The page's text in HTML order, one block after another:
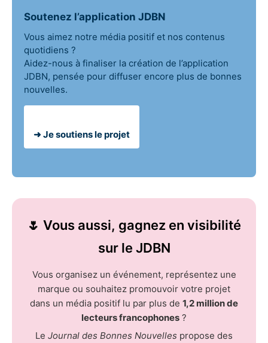
Soutenez l’application JDBN
Vous aimez notre média positif et nos contenus
quotidiens ?
Aidez-nous à finaliser la création de l’application
JDBN, pensée pour diffuser encore plus de bonnes
nouvelles.
➜ Je soutiens le projet
🌷 Vous aussi, gagnez en visibilité
sur le JDBN
Vous organisez un événement, représentez une
marque ou souhaitez promouvoir votre projet
dans un média positif lu par plus de 1,2 million de
lecteurs francophones ?
Le Journal des Bonnes Nouvelles propose des